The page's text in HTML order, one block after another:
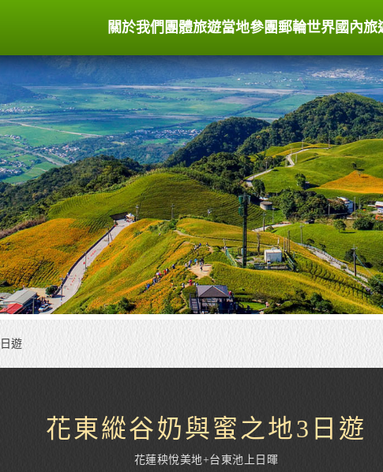
關於我們 團體旅遊當地參團 郵輪世界國內旅
遊
花東縱谷奶與蜜之地3日遊
花蓮秧悅美地+台東池上日暉